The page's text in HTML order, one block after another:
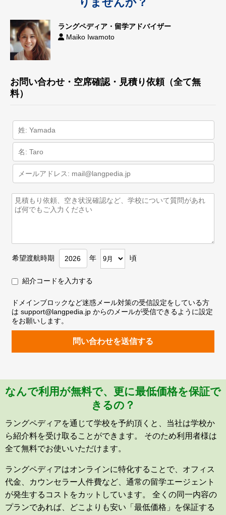
ラングペディア・留学アドバイザー
Maiko Iwamoto
お問い合わせ・空席確認・見積り依頼（全て無
料）
希望渡航時期 年 頃
紹介コードを入力する
ドメインブロックなど迷惑メール対策の受信設定をしている方
は support@langpedia.jp からのメールが受信できるように設定
をお願いします。
問い合わせを送信する
なんで利用が無料で、更に最低価格を保証で
きるの？
ラングペディアを通じて学校を予約頂くと、当社は学校か
ら紹介料を受け取ることができます。 そのため利用者様は
全て無料でお使いいただけます。
ラングペディアはオンラインに特化することで、オフィス
代金、カウンセラー人件費など、通常の留学エージェント
が発生するコストをカットしています。 全くの同一内容の
プランであれば、どこよりも安い「最低価格」を保証する